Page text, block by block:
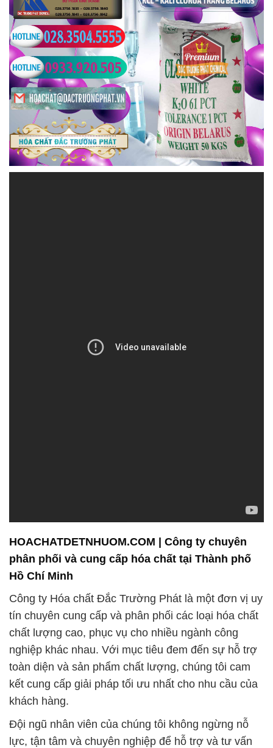
HOACHATDETNHUOM.COM | Công ty chuyên
phân phối và cung cấp hóa chất tại Thành phố
Hồ Chí Minh
Công ty Hóa chất Đắc Trường Phát là một đơn vị uy
tín chuyên cung cấp và phân phối các loại hóa chất
chất lượng cao, phục vụ cho nhiều ngành công
nghiệp khác nhau. Với mục tiêu đem đến sự hỗ trợ
toàn diện và sản phẩm chất lượng, chúng tôi cam
kết cung cấp giải pháp tối ưu nhất cho nhu cầu của
khách hàng.
Đội ngũ nhân viên của chúng tôi không ngừng nỗ
lực, tận tâm và chuyên nghiệp để hỗ trợ và tư vấn